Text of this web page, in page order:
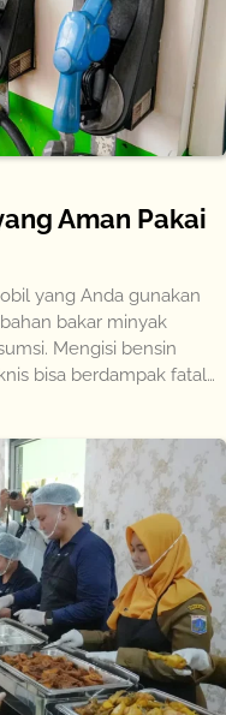
Aman Pakai
yang Anda gunakan
bakar minyak
Mengisi bensin
bisa berdampak fatal…